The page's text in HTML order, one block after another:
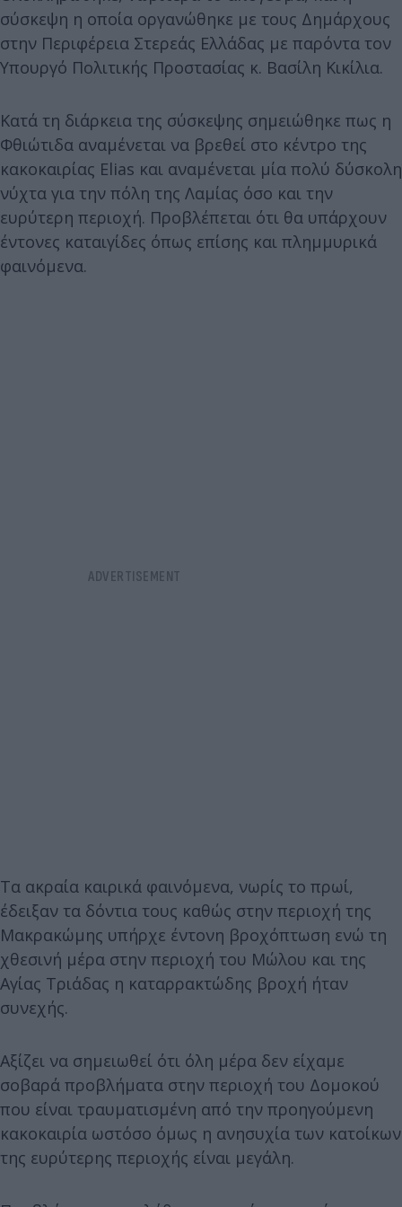
σύσκεψη η οποία οργανώθηκε με τους Δημάρχους
στην Περιφέρεια Στερεάς Ελλάδας με παρόντα τον
Υπουργό Πολιτικής Προστασίας κ. Βασίλη Κικίλια.
Κατά τη διάρκεια της σύσκεψης σημειώθηκε πως η
Φθιώτιδα αναμένεται να βρεθεί στο κέντρο της
κακοκαιρίας Elias και αναμένεται μία πολύ δύσκολη
νύχτα για την πόλη της Λαμίας όσο και την
ευρύτερη περιοχή. Προβλέπεται ότι θα υπάρχουν
έντονες καταιγίδες όπως επίσης και πλημμυρικά
φαινόμενα.
Τα ακραία καιρικά φαινόμενα, νωρίς το πρωί,
έδειξαν τα δόντια τους καθώς στην περιοχή της
Μακρακώμης υπήρχε έντονη βροχόπτωση ενώ τη
χθεσινή μέρα στην περιοχή του Μώλου και της
Αγίας Τριάδας η καταρρακτώδης βροχή ήταν
συνεχής.
Αξίζει να σημειωθεί ότι όλη μέρα δεν είχαμε
σοβαρά προβλήματα στην περιοχή του Δομοκού
που είναι τραυματισμένη από την προηγούμενη
κακοκαιρία ωστόσο όμως η ανησυχία των κατοίκων
της ευρύτερης περιοχής είναι μεγάλη.